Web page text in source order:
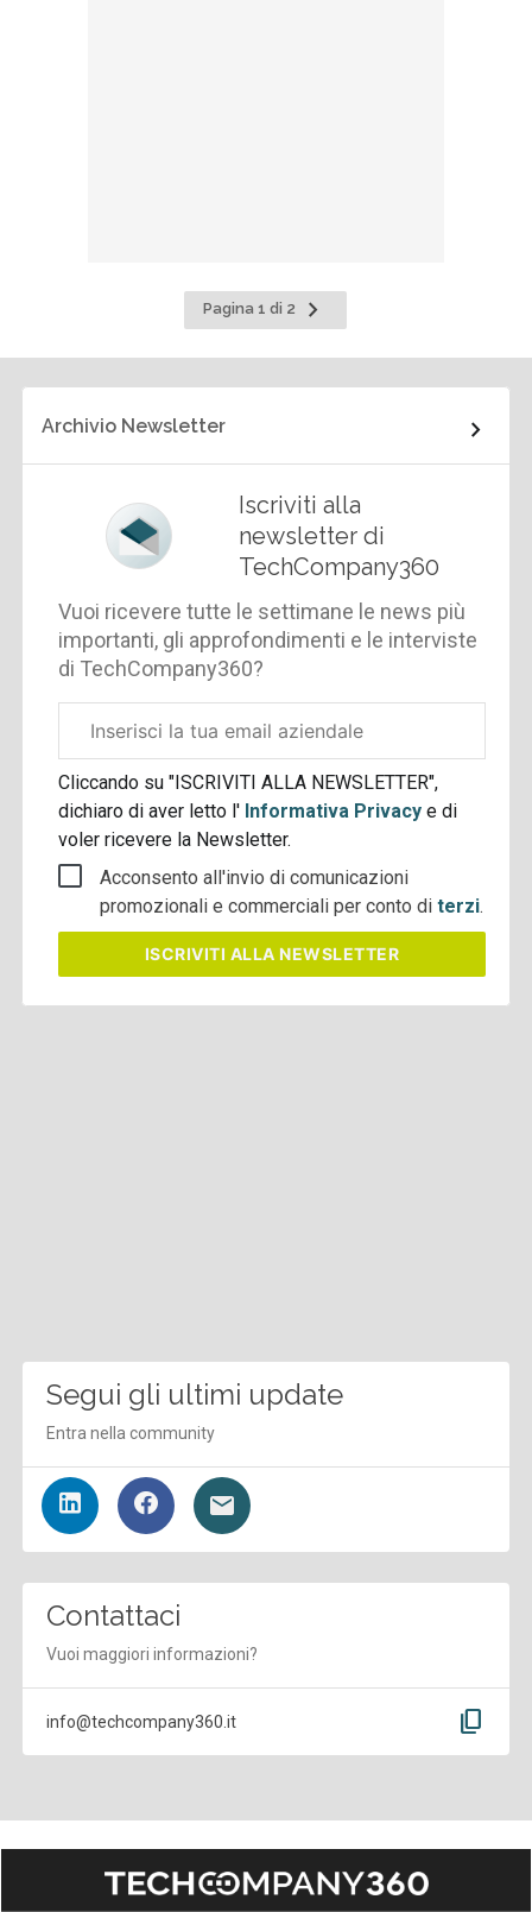
Pagina 1 di 2
Pagina
successiva
Archivio Newsletter
Iscriviti alla
newsletter di
TechCompany360
Vuoi ricevere tutte le settimane le news più
importanti, gli approfondimenti e le interviste
di TechCompany360?
aziendale
Cliccando su "ISCRIVITI ALLA NEWSLETTER",
dichiaro di aver letto l' Informativa Privacye di
voler ricevere la Newsletter.
Acconsento all'invio di comunicazioni
promozionali e commerciali per conto diterzi.
ISCRIVITI ALLA NEWSLETTER
Segui gli ultimi update
Entra nella community
Contattaci
Vuoi maggiori informazioni?
info@techcompany360.it content_copy